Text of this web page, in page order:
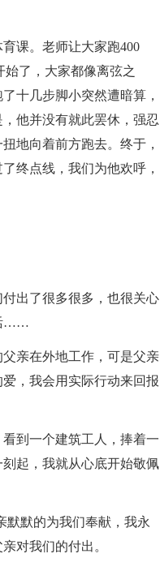
课。老师让大家跑400
了，大家都像离弦之
十几步脚小突然遭暗算，
他并没有就此罢休，强忍
地向着前方跑去。终于，
终点线，我们为他欢呼，
出了很多很多，也很关心
……
亲在外地工作，可是父亲
，我会用实际行动来回报
到一个建筑工人，捧着一
起，我就从心底开始敬佩
默默的为我们奉献，我永
对我们的付出。